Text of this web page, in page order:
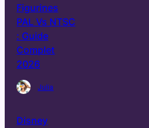
Figurines
PAL Vs NTSC
: Guide
Complet
2026
Julia
Disney